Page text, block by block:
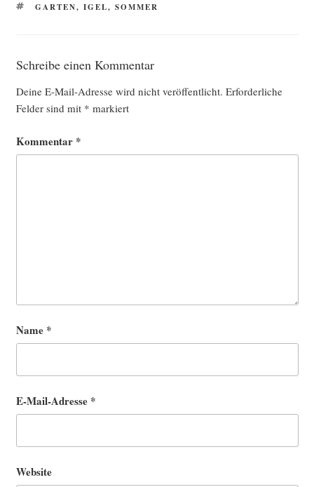
SCHLAGWÖRTER
GARTEN, IGEL, SOMMER
Schreibe einen Kommentar
Deine E-Mail-Adresse wird nicht veröffentlicht. Erforderliche
Felder sind mit * markiert
Kommentar *
Name *
E-Mail-Adresse *
Website